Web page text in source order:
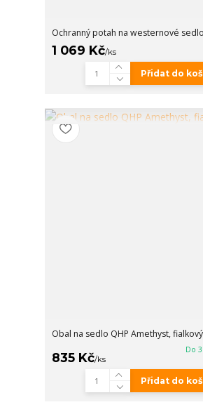
Ochranný potah na westernové
1 069 Kč/ks
Přidat do
Obal na sedlo QHP Amethyst, fialkový
835 Kč/ks
Do
Přidat do